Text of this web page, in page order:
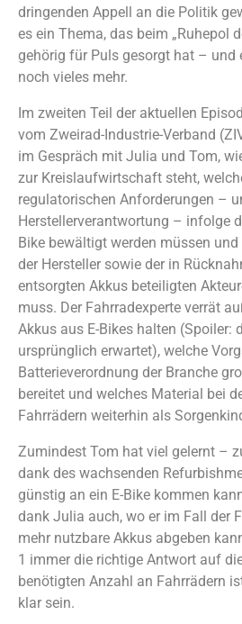
dringenden Appell an die Politik
es ein Thema, das beim „Ruhepol
gehörig für Puls gesorgt hat – und
noch vieles mehr.
Im zweiten Teil der aktuellen
vom Zweirad-Industrie-Verband
im Gespräch mit Julia und Tom,
zur Kreislaufwirtschaft steht,
regulatorischen Anforderungen –
Herstellerverantwortung – infolge
Bike bewältigt werden müssen
der Hersteller sowie der in
entsorgten Akkus beteiligten
muss. Der Fahrradexperte verrät
Akkus aus E-Bikes halten (Spoiler:
ursprünglich erwartet), welche
Batterieverordnung der Branche
bereitet und welches Material bei
Fahrrädern weiterhin als
Zumindest Tom hat viel gelernt –
dank des wachsenden
günstig an ein E-Bike kommen
dank Julia auch, wo er im Fall der
mehr nutzbare Akkus abgeben
1 immer die richtige Antwort auf
benötigten Anzahl an Fahrrädern
klar sein.